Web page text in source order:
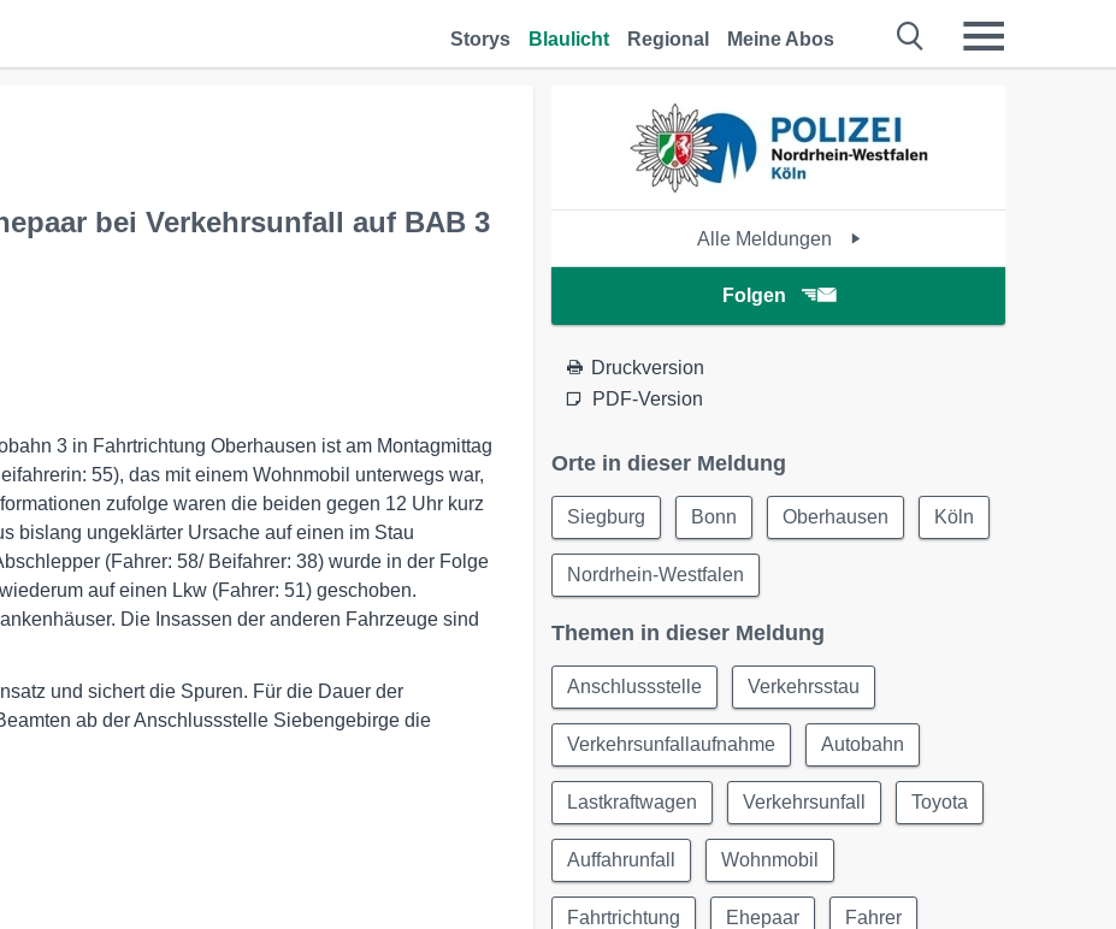
Storys Blaulicht Regional Meine Abos
bei Verkehrsunfall auf BAB 3
3 in Fahrtrichtung Oberhausen ist am Montagmittag
55), das mit einem Wohnmobil unterwegs war,
zufolge waren die beiden gegen 12 Uhr kurz
bislang ungeklärter Ursache auf einen im Stau
(Fahrer: 58/ Beifahrer: 38) wurde in der Folge
auf einen Lkw (Fahrer: 51) geschoben.
Die Insassen der anderen Fahrzeuge sind
und sichert die Spuren. Für die Dauer der
ab der Anschlussstelle Siebengebirge die
Alle Meldungen
Folgen
Druckversion
PDF-Version
Orte in dieser Meldung
Siegburg Bonn Oberhausen Köln
Nordrhein-Westfalen
Themen in dieser Meldung
Anschlussstelle Verkehrsstau
Verkehrsunfallaufnahme Autobahn
Lastkraftwagen Verkehrsunfall Toyota
Auffahrunfall Wohnmobil
Fahrtrichtung Ehepaar Fahrer